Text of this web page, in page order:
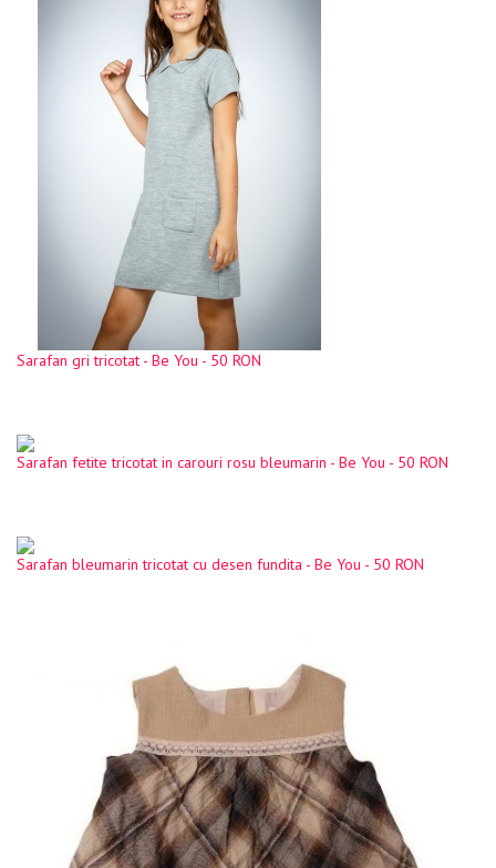
Sarafan gri tricotat - Be You - 50 RON
Sarafan fetite tricotat in carouri rosu bleumarin - Be You - 50 RON
Sarafan bleumarin tricotat cu desen fundita - Be You - 50 RON